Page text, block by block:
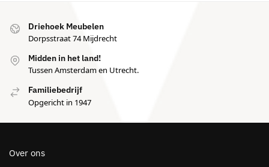
Driehoek Meubelen
Dorpsstraat 74 Mijdrecht
Midden in het land!
Tussen Amsterdam en Utrecht.
Familiebedrijf
Opgericht in 1947
Over ons